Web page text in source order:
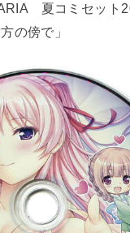
夏コミセット
の傍で」